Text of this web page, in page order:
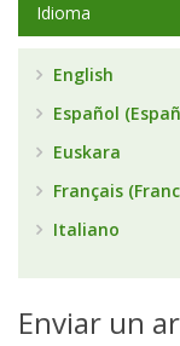
Idioma
English
Español
Euskara
Français
Italiano
Enviar un